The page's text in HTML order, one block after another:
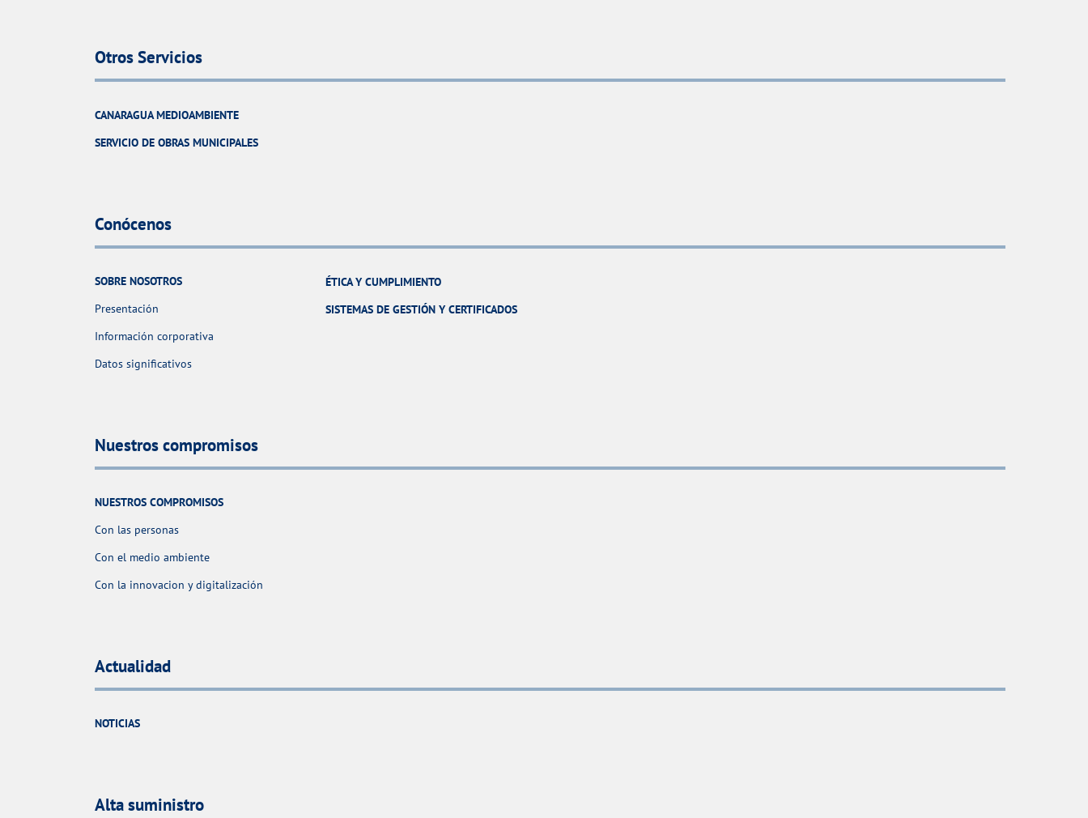
Otros Servicios
CANARAGUA MEDIOAMBIENTE
SERVICIO DE OBRAS MUNICIPALES
Conócenos
SOBRE NOSOTROS
Presentación
Información corporativa
Datos significativos
ÉTICA Y CUMPLIMIENTO
SISTEMAS DE GESTIÓN Y CERTIFICADOS
Nuestros compromisos
NUESTROS COMPROMISOS
Con las personas
Con el medio ambiente
Con la innovacion y digitalización
Actualidad
NOTICIAS
Alta suministro